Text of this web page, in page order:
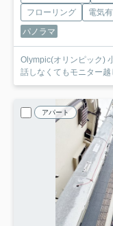
フローリング
電気有
パノラマ
Olympic(オリンピック)
話しなくてもモニター越
アパート